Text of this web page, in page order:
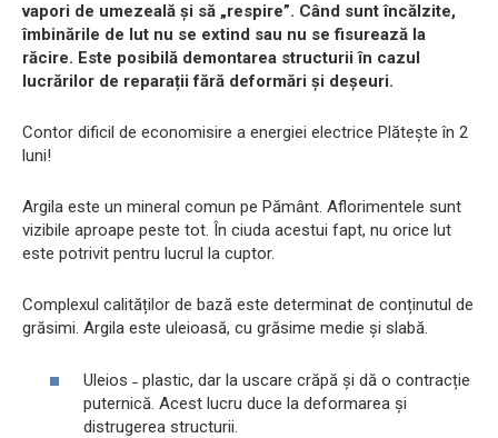
vapori de umezeală și să „respire”. Când sunt încălzite,
îmbinările de lut nu se extind sau nu se fisurează la
răcire. Este posibilă demontarea structurii în cazul
lucrărilor de reparații fără deformări și deșeuri.
Contor dificil de economisire a energiei electrice Plătește în 2
luni!
Argila este un mineral comun pe Pământ. Aflorimentele sunt
vizibile aproape peste tot. În ciuda acestui fapt, nu orice lut
este potrivit pentru lucrul la cuptor.
Complexul calităților de bază este determinat de conținutul de
grăsimi. Argila este uleioasă, cu grăsime medie și slabă.
Uleios ˗ plastic, dar la uscare crăpă și dă o contracție
puternică. Acest lucru duce la deformarea și
distrugerea structurii.